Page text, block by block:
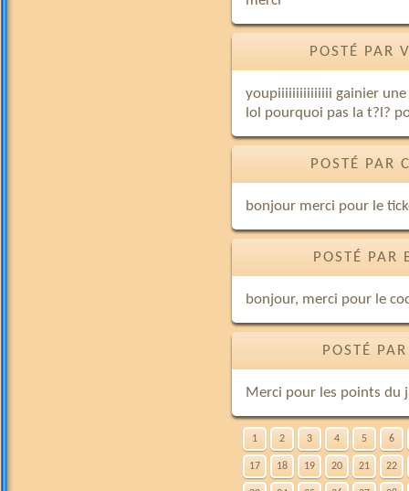
POSTÉ PAR
youpiiiiiiiiiiiiiii gainier une
lol pourquoi pas la t?l?
POSTÉ PAR
bonjour merci pour le
POSTÉ
bonjour, merci pour le
POSTÉ
Merci pour les points du
1 2 3 4 5 6
17 18 19 20 21 22